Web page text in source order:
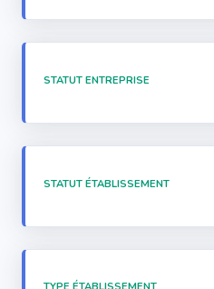
STATUT ENTREPRISE
STATUT ÉTABLISSEMENT
TYPE ÉTABLISSEMENT